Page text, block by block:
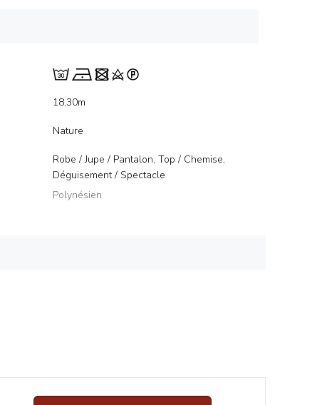
18,30m
Nature
Robe / Jupe / Pantalon, Top / Chemise,
Déguisement / Spectacle
Polynésien